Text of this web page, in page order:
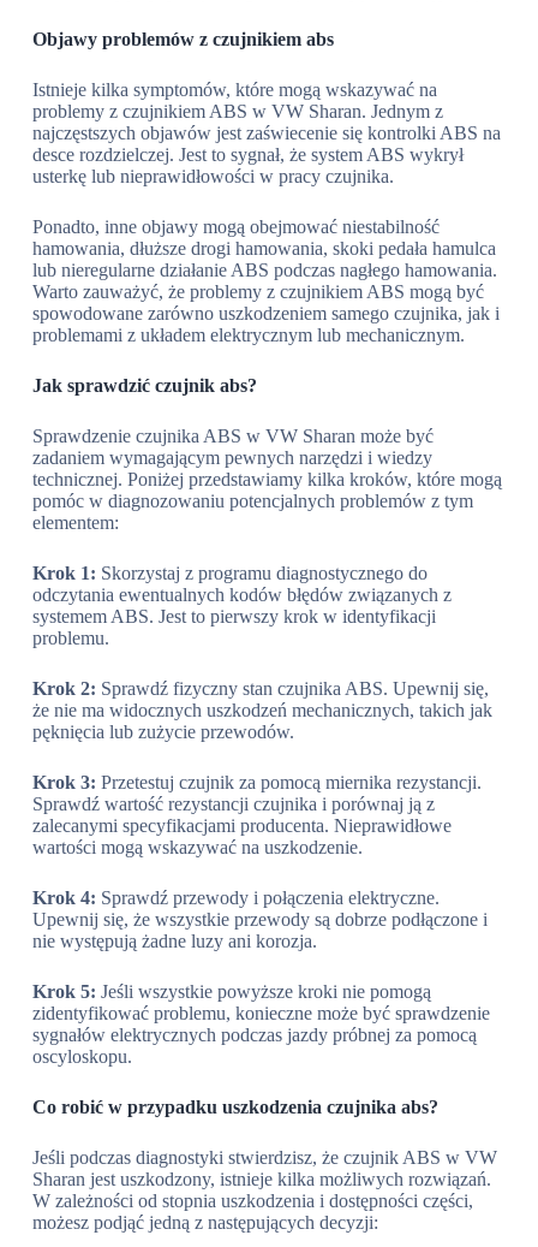
Objawy problemów z czujnikiem abs
Istnieje kilka symptomów, które mogą wskazywać na
problemy z czujnikiem ABS w VW Sharan. Jednym z
najczęstszych objawów jest zaświecenie się kontrolki ABS na
desce rozdzielczej. Jest to sygnał, że system ABS wykrył
usterkę lub nieprawidłowości w pracy czujnika.
Ponadto, inne objawy mogą obejmować niestabilność
hamowania, dłuższe drogi hamowania, skoki pedała hamulca
lub nieregularne działanie ABS podczas nagłego hamowania.
Warto zauważyć, że problemy z czujnikiem ABS mogą być
spowodowane zarówno uszkodzeniem samego czujnika, jak i
problemami z układem elektrycznym lub mechanicznym.
Jak sprawdzić czujnik abs?
Sprawdzenie czujnika ABS w VW Sharan może być
zadaniem wymagającym pewnych narzędzi i wiedzy
technicznej. Poniżej przedstawiamy kilka kroków, które mogą
pomóc w diagnozowaniu potencjalnych problemów z tym
elementem:
Krok 1: Skorzystaj z programu diagnostycznego do
odczytania ewentualnych kodów błędów związanych z
systemem ABS. Jest to pierwszy krok w identyfikacji
problemu.
Krok 2: Sprawdź fizyczny stan czujnika ABS. Upewnij się,
że nie ma widocznych uszkodzeń mechanicznych, takich jak
pęknięcia lub zużycie przewodów.
Krok 3: Przetestuj czujnik za pomocą miernika rezystancji.
Sprawdź wartość rezystancji czujnika i porównaj ją z
zalecanymi specyfikacjami producenta. Nieprawidłowe
wartości mogą wskazywać na uszkodzenie.
Krok 4: Sprawdź przewody i połączenia elektryczne.
Upewnij się, że wszystkie przewody są dobrze podłączone i
nie występują żadne luzy ani korozja.
Krok 5: Jeśli wszystkie powyższe kroki nie pomogą
zidentyfikować problemu, konieczne może być sprawdzenie
sygnałów elektrycznych podczas jazdy próbnej za pomocą
oscyloskopu.
Co robić w przypadku uszkodzenia czujnika abs?
Jeśli podczas diagnostyki stwierdzisz, że czujnik ABS w VW
Sharan jest uszkodzony, istnieje kilka możliwych rozwiązań.
W zależności od stopnia uszkodzenia i dostępności części,
możesz podjąć jedną z następujących decyzji: